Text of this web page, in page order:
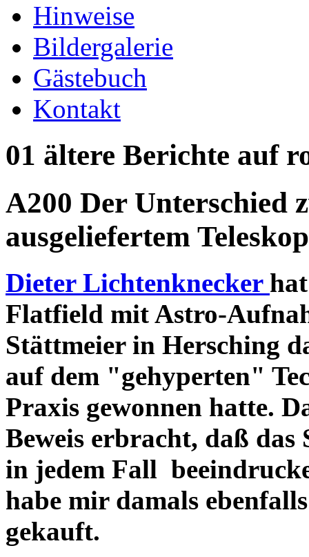
Hinweise
Bildergalerie
Gästebuch
Kontakt
01 ältere Berichte auf
A200 Der Unterschied
ausgeliefertem
Dieter Lichtenknecker
Flatfield mit Astro-
Stättmeier in Hersching
auf dem "gehyperten"
Praxis gewonnen hatte.
Beweis erbracht, daß das
in jedem Fall
habe mir damals
gekauft.